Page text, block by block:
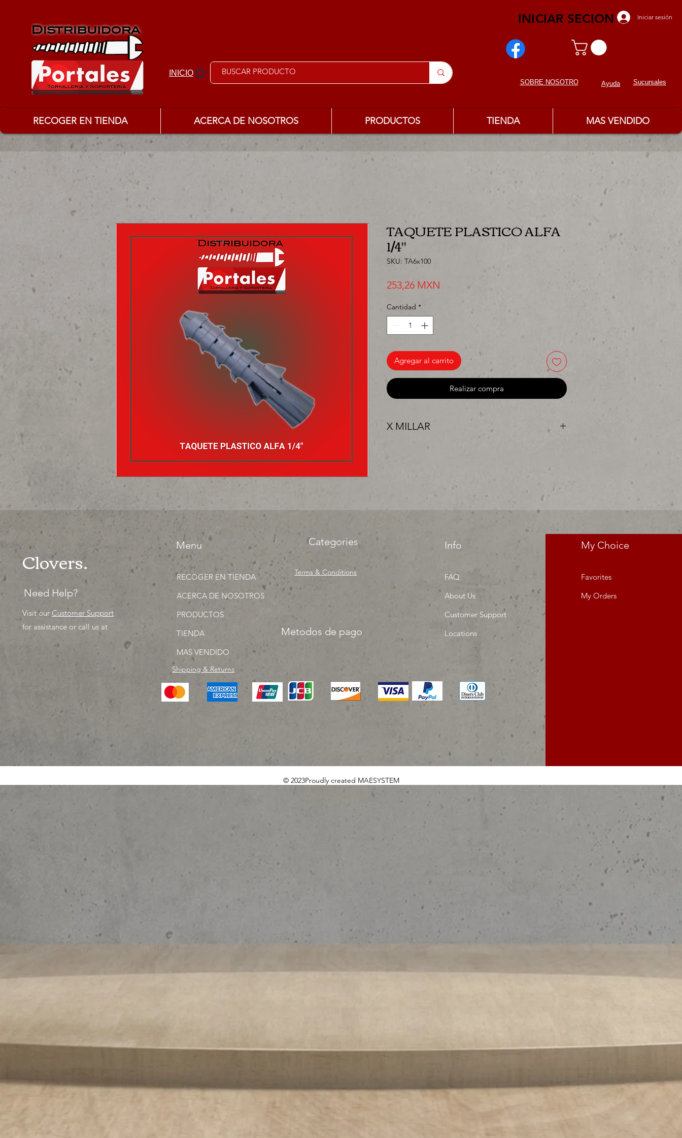
INICIO
Iniciar sesión
INICIAR SECION
SOBRE NOSOTROS Ayuda Sucursales
RECOGER EN TIENDA ACERCA DE NOSOTROS PRODUCTOS TIENDA MAS VENDIDO
TAQUETE PLASTICO ALFA
1/4"
SKU: TA6x100
253,26 MXN
Cantidad *
Agregar al carrito
Realizar compra
X MILLAR
Clovers.
Need Help?
Visit ourCustomer Support
for assistance or call us at
Menu
RECOGER EN TIENDA
ACERCA DE NOSOTROS
PRODUCTOS
TIENDA
MAS VENDIDO
Shipping & Returns
Categories
Terms & Conditions
Info
FAQ
About Us
Customer Support
Locations
My Choice
Favorites
My Orders
Metodos de pago
© 2023Proudly created MAESYSTEM